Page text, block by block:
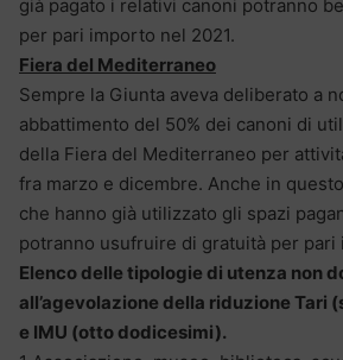
già pagato i relativi canoni potranno
per pari importo nel 2021.
Fiera del Mediterraneo
Sempre la Giunta aveva deliberato a
abbattimento del 50% dei canoni di
della Fiera del Mediterraneo per
fra marzo e dicembre. Anche in
che hanno già utilizzato gli spazi
potranno usufruire di gratuità per pari
Elenco delle tipologie di utenza non
all’agevolazione della riduzione Tari
e IMU (otto dodicesimi).